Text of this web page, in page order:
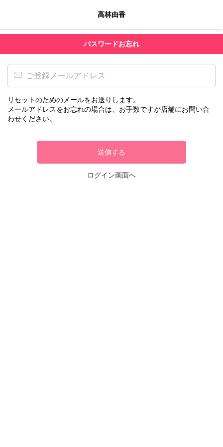
高林由香
パスワードお忘れ
リセットのためのメールをお送りします。
メールアドレスをお忘れの場合は、お手数ですが店舗にお問い合
わせください。
送信する
ログイン画面へ